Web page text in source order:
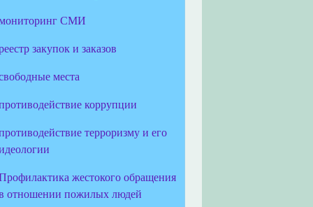
СМИ
закупок и заказов
места
коррупции
терроризму и его
жестокого обращения
отношении пожилых людей